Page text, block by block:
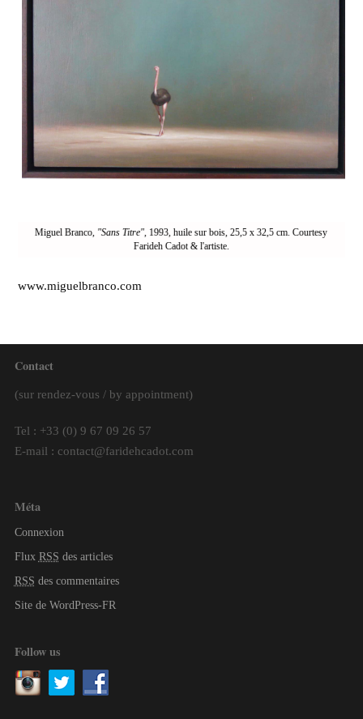
Miguel Branco, "Sans Titre", 1993, huile sur bois, 25,5 x 32,5 cm. Courtesy
Farideh Cadot & l'artiste.
www.miguelbranco.com
Contact
(sur rendez-vous / by appointment)
Tel : +33 (0) 9 67 09 26 57
E-mail : contact@faridehcadot.com
Méta
Connexion
Flux RSS des articles
RSS des commentaires
Site de WordPress-FR
Follow us